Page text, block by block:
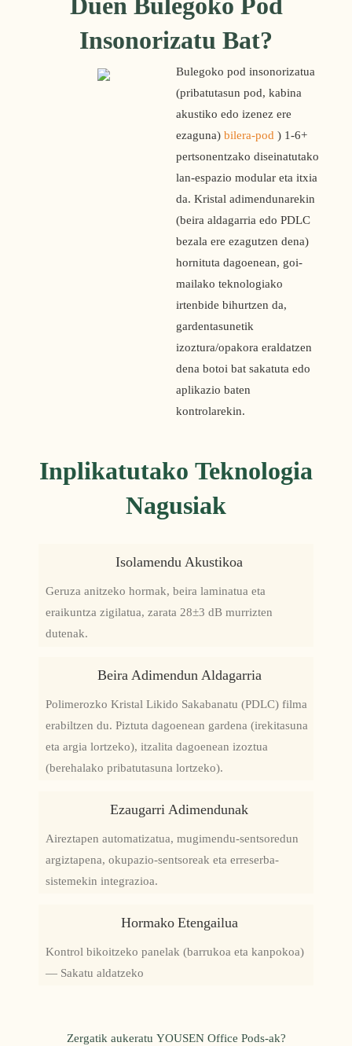
Insonorizatu Bat?
Bulegoko pod insonorizatua
(pribatutasun pod, kabina
akustiko edo izenez ere
ezaguna) bilera-pod ) 1-6+
pertsonentzako diseinatutako
lan-espazio modular eta itxia
da. Kristal adimendunarekin
(beira aldagarria edo PDLC
bezala ere ezagutzen dena)
hornituta dagoenean, goi-
mailako teknologiako
irtenbide bihurtzen da,
gardentasunetik
izoztura/opakora eraldatzen
dena botoi bat sakatuta edo
aplikazio baten
kontrolarekin.
Inplikatutako Teknologia
Nagusiak
Isolamendu Akustikoa
Geruza anitzeko hormak, beira laminatua eta
eraikuntza zigilatua, zarata 28±3 dB murrizten
dutenak.
Beira Adimendun Aldagarria
Polimerozko Kristal Likido Sakabanatu (PDLC) filma
erabiltzen du. Piztuta dagoenean gardena (irekitasuna
eta argia lortzeko), itzalita dagoenean izoztua
(berehalako pribatutasuna lortzeko).
Ezaugarri Adimendunak
Aireztapen automatizatua, mugimendu-sentsoredun
argiztapena, okupazio-sentsoreak eta erreserba-
sistemekin integrazioa.
Hormako Etengailua
Kontrol bikoitzeko panelak (barrukoa eta kanpokoa)
— Sakatu aldatzeko
Zergatik aukeratu YOUSEN Office Pods-ak?